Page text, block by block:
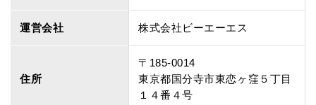
運営会社 株式会社ビーエーエス
住所
〒185-0014
東京都国分寺市東恋ヶ窪５丁目
１４番４号